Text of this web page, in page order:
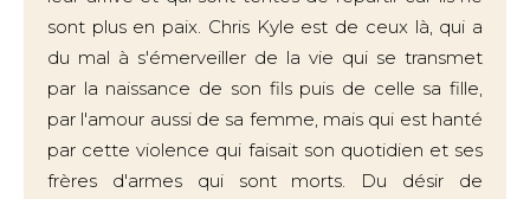
sont plus en paix. Chris Kyle est de ceux là, qui a
du mal à s'émerveiller de la vie qui se transmet
par la naissance de son fils puis de celle sa fille,
par l'amour aussi de sa femme, mais qui est hanté
par cette violence qui faisait son quotidien et ses
frères d'armes qui sont morts. Du désir de